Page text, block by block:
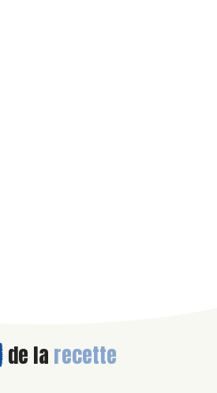
de la recette